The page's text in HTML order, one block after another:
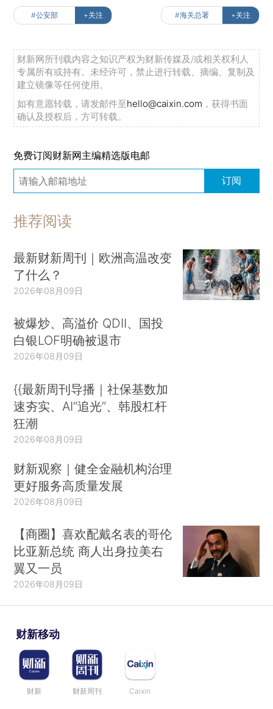
#公安部 +关注 #海关总署 +关注
财新网所刊载内容之知识产权为财新传媒及/或相关权利人
专属所有或持有。未经许可，禁止进行转载、摘编、复制及
建立镜像等任何使用。
如有意愿转载，请发邮件至hello@caixin.com ，获得书面
确认及授权后，方可转载。
免费订阅财新网主编精选版电邮
订阅
推荐阅读
最新财新周刊｜欧洲高温改变
了什么？
2026年08月09日
被爆炒、高溢价 QDII、国投
白银LOF明确被退市
2026年08月09日
{{最新周刊导播｜社保基数加
速夯实、AI“追光”、韩股杠杆
狂潮
2026年08月09日
财新观察｜健全金融机构治理
更好服务高质量发展
2026年08月09日
【商圈】喜欢配戴名表的哥伦
比亚新总统 商人出身拉美右
翼又一员
2026年08月09日
财新移动
财新 财新周刊 Caixin